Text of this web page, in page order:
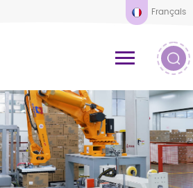
Français